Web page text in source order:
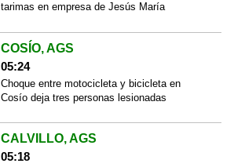
tarimas en empresa de Jesús María
COSÍO, AGS
05:24
Choque entre motocicleta y bicicleta en
Cosío deja tres personas lesionadas
CALVILLO, AGS
05:18